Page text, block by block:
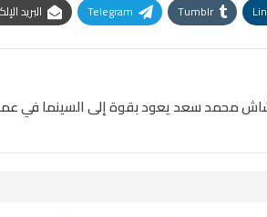
Tumblr
Telegram البريد
محمد سعد يعود بقوة إلى السينما في